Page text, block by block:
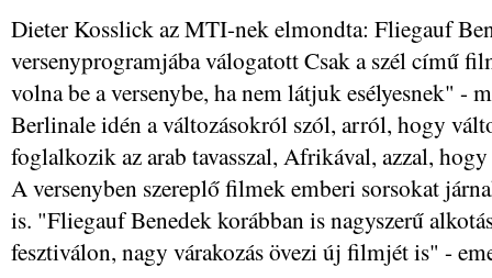
Dieter Kosslick az MTI-nek elmondta: Fliegauf
versenyprogramjába válogatott Csak a szél című
volna be a versenybe, ha nem látjuk esélyesnek" -
Berlinale idén a változásokról szól, arról, hogy
foglalkozik az arab tavasszal, Afrikával, azzal,
A versenyben szereplő filmek emberi sorsokat
is. "Fliegauf Benedek korábban is nagyszerű
fesztiválon, nagy várakozás övezi új filmjét is" -